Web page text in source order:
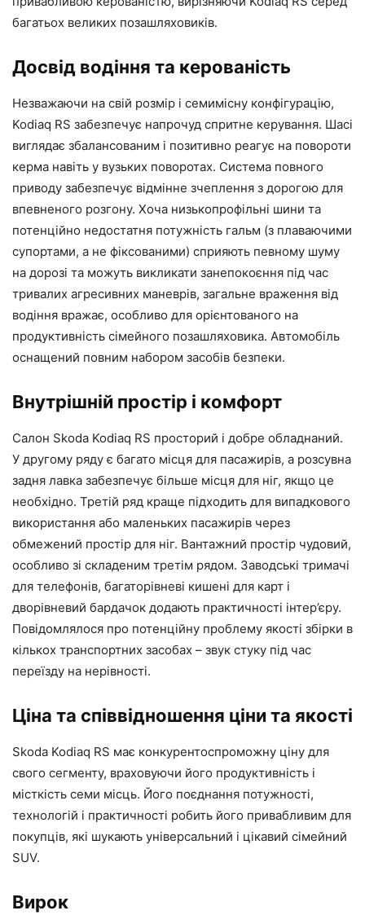
багатьох великих позашляховиків.
Досвід водіння та керованість
Незважаючи на свій розмір і семимісну конфігурацію,
Kodiaq RS забезпечує напрочуд спритне керування. Шасі
виглядає збалансованим і позитивно реагує на повороти
керма навіть у вузьких поворотах. Система повного
приводу забезпечує відмінне зчеплення з дорогою для
впевненого розгону. Хоча низькопрофільні шини та
потенційно недостатня потужність гальм (з плаваючими
супортами, а не фіксованими) сприяють певному шуму
на дорозі та можуть викликати занепокоєння під час
тривалих агресивних маневрів, загальне враження від
водіння вражає, особливо для орієнтованого на
продуктивність сімейного позашляховика. Автомобіль
оснащений повним набором засобів безпеки.
Внутрішній простір і комфорт
Салон Skoda Kodiaq RS просторий і добре обладнаний.
У другому ряду є багато місця для пасажирів, а розсувна
задня лавка забезпечує більше місця для ніг, якщо це
необхідно. Третій ряд краще підходить для випадкового
використання або маленьких пасажирів через
обмежений простір для ніг. Вантажний простір чудовий,
особливо зі складеним третім рядом. Заводські тримачі
для телефонів, багаторівневі кишені для карт і
дворівневий бардачок додають практичності інтер’єру.
Повідомлялося про потенційну проблему якості збірки в
кількох транспортних засобах – звук стуку під час
переїзду на нерівності.
Ціна та співвідношення ціни та якості
Skoda Kodiaq RS має конкурентоспроможну ціну для
свого сегменту, враховуючи його продуктивність і
місткість семи місць. Його поєднання потужності,
технологій і практичності робить його привабливим для
покупців, які шукають універсальний і цікавий сімейний
SUV.
Вирок